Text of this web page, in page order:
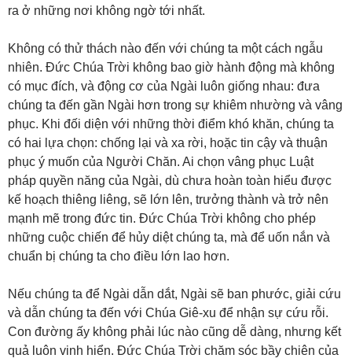
ra ở những nơi không ngờ tới nhất.
Không có thử thách nào đến với chúng ta một cách ngẫu
nhiên. Đức Chúa Trời không bao giờ hành động mà không
có mục đích, và động cơ của Ngài luôn giống nhau: đưa
chúng ta đến gần Ngài hơn trong sự khiêm nhường và vâng
phục. Khi đối diện với những thời điểm khó khăn, chúng ta
có hai lựa chọn: chống lại và xa rời, hoặc tin cậy và thuận
phục ý muốn của Người Chăn. Ai chọn vâng phục Luật
pháp quyền năng của Ngài, dù chưa hoàn toàn hiểu được
kế hoạch thiêng liêng, sẽ lớn lên, trưởng thành và trở nên
mạnh mẽ trong đức tin. Đức Chúa Trời không cho phép
những cuộc chiến để hủy diệt chúng ta, mà để uốn nắn và
chuẩn bị chúng ta cho điều lớn lao hơn.
Nếu chúng ta để Ngài dẫn dắt, Ngài sẽ ban phước, giải cứu
và dẫn chúng ta đến với Chúa Giê-xu để nhận sự cứu rỗi.
Con đường ấy không phải lúc nào cũng dễ dàng, nhưng kết
quả luôn vinh hiển. Đức Chúa Trời chăm sóc bầy chiên của